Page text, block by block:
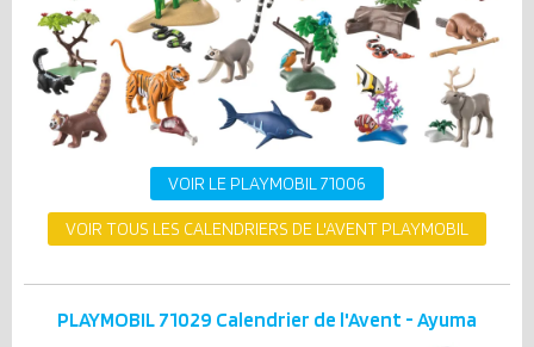
VOIR LE PLAYMOBIL 71006
VOIR TOUS LES CALENDRIERS DE L'AVENT PLAYMOBIL
PLAYMOBIL 71029 Calendrier de l'Avent - Ayuma